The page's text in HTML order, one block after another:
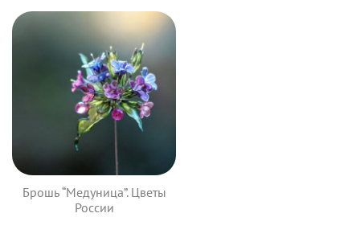
Брошь “Медуница”. Цветы
России